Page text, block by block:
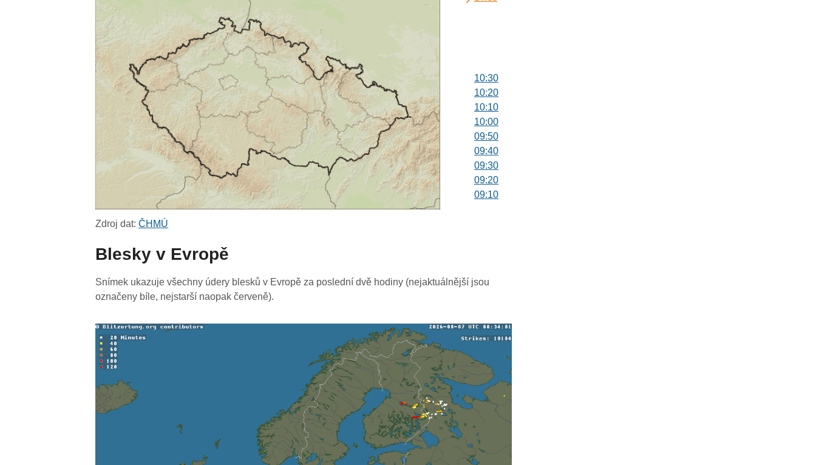
10:30
10:20
10:10
10:00
09:50
09:40
09:30
09:20
09:10
08:10
07:40
07:30
Zdroj dat:ČHMÚ
Blesky v Evropě
Snímek ukazuje všechny údery blesků v Evropě za poslední dvě hodiny (nejaktuálnější jsou
označeny bíle, nejstarší naopak červeně).